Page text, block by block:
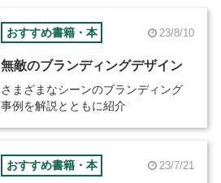
おすすめ書籍・本 23/8/10
無敵のブランディングデザイン
さまざまなシーンのブランディング
事例を解説とともに紹介
おすすめ書籍・本 23/7/21